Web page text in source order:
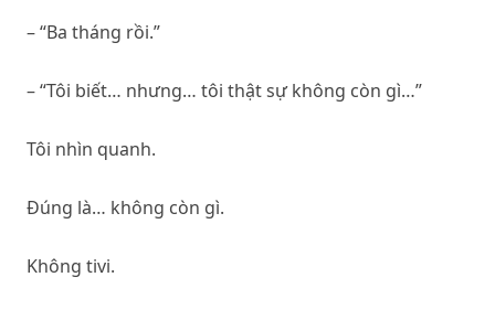
– “Ba tháng rồi.”
– “Tôi biết… nhưng… tôi thật sự không còn gì…”
Tôi nhìn quanh.
Đúng là… không còn gì.
Không tivi.